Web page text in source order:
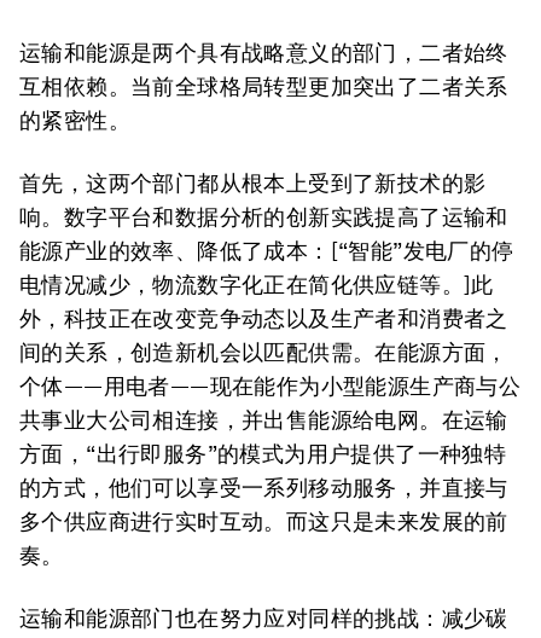
运输和能源是两个具有战略意义的部门，二者始终
互相依赖。当前全球格局转型更加突出了二者关系
的紧密性。
首先，这两个部门都从根本上受到了新技术的影
响。数字平台和数据分析的创新实践提高了运输和
能源产业的效率、降低了成本：[“智能”发电厂的停
电情况减少，物流数字化正在简化供应链等。]此
外，科技正在改变竞争动态以及生产者和消费者之
间的关系，创造新机会以匹配供需。在能源方面，
个体——用电者——现在能作为小型能源生产商与公
共事业大公司相连接，并出售能源给电网。在运输
方面，“出行即服务”的模式为用户提供了一种独特
的方式，他们可以享受一系列移动服务，并直接与
多个供应商进行实时互动。而这只是未来发展的前
奏。
运输和能源部门也在努力应对同样的挑战：减少碳